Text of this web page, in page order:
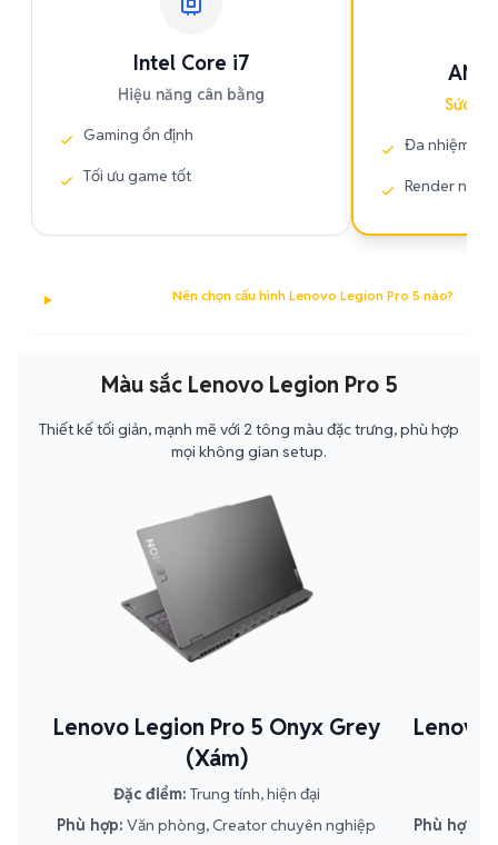
Intel Core i7
Hiệu năng cân bằng
Gaming ổn định
Tối ưu game tốt
Sức
Đa nhiệm tốt
Render
Nên chọn cấu hình Lenovo Legion Pro 5 nào?
Màu sắc Lenovo Legion Pro 5
Thiết kế tối giản, mạnh mẽ với 2 tông màu đặc trưng, phù hợp
mọi không gian setup.
Lenovo Legion Pro 5 Onyx Grey
(Xám)
Đặc điểm: Trung tính, hiện đại
Phù hợp: Văn phòng, Creator chuyên nghiệp
Lenovo
Phù hợp: